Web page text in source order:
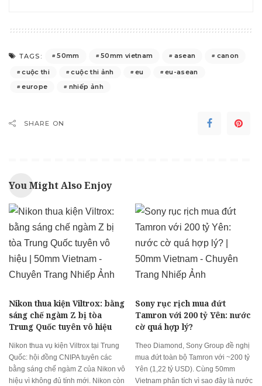
TAGS: 50mm 50mm vietnam asean
canon
cuộc thi
cuộc thi ảnh eu
eu-asean
europe
nhiếp ảnh
SHARE ON
You Might Also Enjoy
Nikon thua kiện Viltrox: bằng
sáng chế ngàm Z bị tòa
Trung Quốc tuyên vô hiệu
Nikon thua vụ kiện Viltrox tại Trung
Quốc: hội đồng CNIPA tuyên các
bằng sáng chế ngàm Z của Nikon vô
hiệu vì không đủ tính mới. Nikon còn
Sony rục rịch mua đứt
Tamron với 200 tỷ Yên: nước
cờ quá hợp lý?
Theo Diamond, Sony Group đề nghị
mua đứt toàn bộ Tamron với ~200 tỷ
Yên (1,22 tỷ USD). Cùng 50mm
Vietnam phân tích vì sao đây là nước